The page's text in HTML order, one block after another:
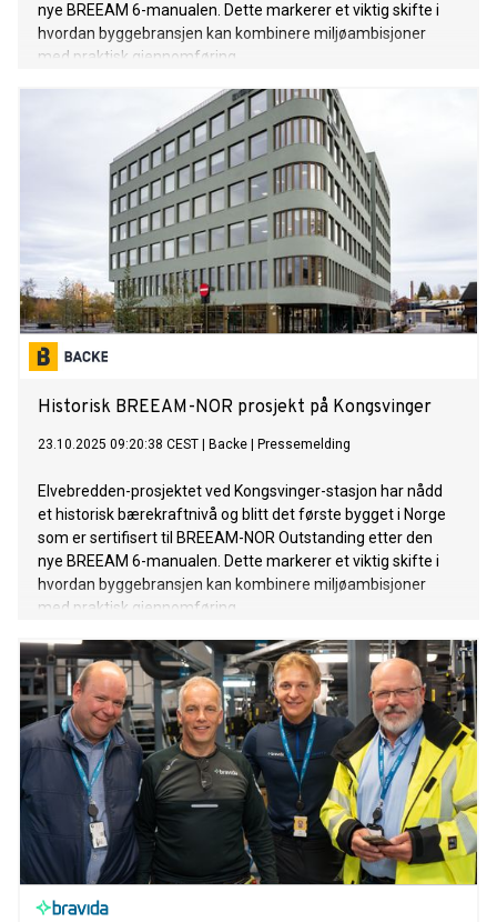
nye BREEAM 6-manualen. Dette markerer et viktig skifte i
hvordan byggebransjen kan kombinere miljøambisjoner
med praktisk gjennomføring.
Historisk BREEAM-NOR prosjekt på Kongsvinger
23.10.2025 09:20:38 CEST Backe Pressemelding
Elvebredden-prosjektet ved Kongsvinger-stasjon har nådd
et historisk bærekraftnivå og blitt det første bygget i Norge
som er sertifisert til BREEAM-NOR Outstanding etter den
nye BREEAM 6-manualen. Dette markerer et viktig skifte i
hvordan byggebransjen kan kombinere miljøambisjoner
med praktisk gjennomføring.